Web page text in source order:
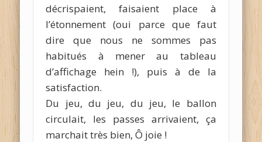
décrispaient, faisaient place à
l’étonnement (oui parce que faut
dire que nous ne sommes pas
habitués à mener au tableau
d’affichage hein !), puis à de la
satisfaction.
Du jeu, du jeu, du jeu, le ballon
circulait, les passes arrivaient, ça
marchait très bien, Ô joie !